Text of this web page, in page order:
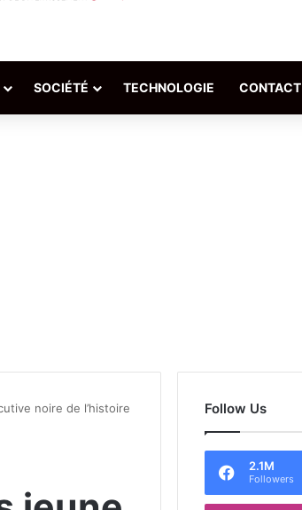
SOCIÉTÉ TECHNOLOGIE CONTACT
noire de l’histoire
Follow Us
2.1M
Followers